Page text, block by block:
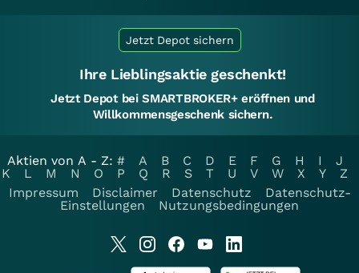
Jetzt Depot sichern
Ihre Lieblingsaktie geschenkt!
Jetzt Depot bei SMARTBROKER+ eröffnen und
Willkommensgeschenk sichern.
Aktien von A - Z: # A B C D E F G H I
J
K
L M N O P Q R S T U V W X Y
Z
Impressum
Disclaimer Datenschutz
Datenschutz-
Einstellungen
Nutzungsbedingungen